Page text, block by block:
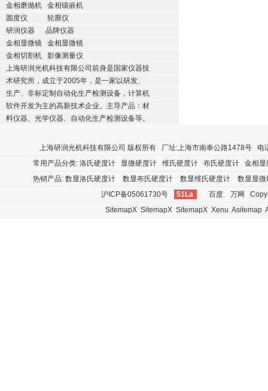
金相磨抛机
金相镶嵌机
圆度仪
轮廓仪
研润仪器
品牌仪器
金相显微镜
金相显微镜
金相切割机
影像测量仪
上海研润光机科技有限公司前身是国家仪器技
术研究所，成立于2005年，是一家以研发、
生产、非标定制自动化生产检测设备，计算机
软件开发为主的高新技术企业。主导产品：材
料仪器、光学仪器、自动化生产检测设备等。
上海研润光机科技有限公司 版权所有 厂址:上海市南奉公路1478号
常用产品分类: 洛氏硬度计 显微硬度计 维氏硬度计 布氏硬度计
金相显
热销产品: 数显洛氏硬度计 数显布氏硬度计 数显维氏硬度计
数显显微
沪ICP备05061730号
51La 百度 万网
SitemapX SitemapX SitemapX Xenu Asitemap